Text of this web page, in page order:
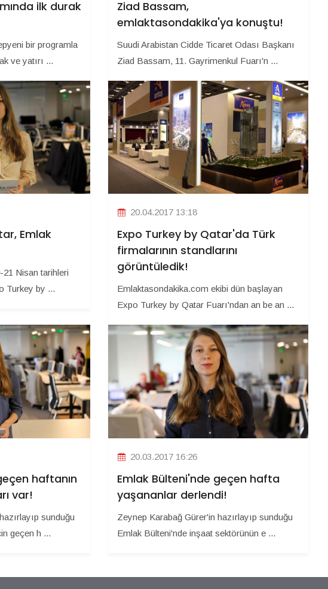
ilk durak
bir programla
ve yatırı ...
Ziad Bassam,
emlaktasondakika'ya konuştu!
Suudi Arabistan Cidde Ticaret Odası Başkanı
Ziad Bassam, 11. Gayrimenkul Fuarı'n ...
Emlak
21 Nisan tarihleri
Turkey by ...
20.04.2017 13:18
Expo Turkey by Qatar'da Türk
firmalarının standlarını
görüntüledik!
Emlaktasondakika.com ekibi dün başlayan
Expo Turkey by Qatar Fuarı'ndan an be an ...
haftanın
var!
sunduğu
geçen h ...
20.03.2017 16:26
Emlak Bülteni'nde geçen hafta
yaşananlar derlendi!
Zeynep Karabağ Gürer'in hazırlayıp sunduğu
Emlak Bülteni'nde inşaat sektörünün e ...